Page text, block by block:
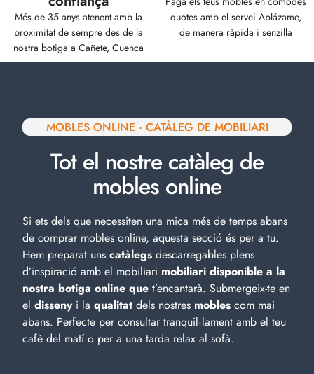
Més de 35 anys atenent amb la
proximitat de sempre des de la
nostra botiga a Cañete, Cuenca
quotes amb el servei Aplázame,
de manera ràpida i senzilla
MOBLES ONLINE · CATÀLEG DE MOBILIARI
Tot el nostre catàleg de
mobles online
Si ets dels que necessiten una mica més de temps abans
de comprar mobles online, aquesta secció és per a tu.
Hem preparat uns catàlegs descarregables plens
d’inspiració amb el mobiliari mobiliari disponible a la
nostra botiga online que t’encantarà. Submergeix-te en
el dissenyi la qualitat dels nostres mobles com mai
abans. Perfecte per consultar tranquil·lament amb el teu
cafè del matí o per a una tarda relax al sofà.